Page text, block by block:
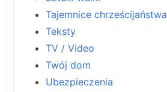
Tajemnice chrześcijaństwa
Teksty
TV / Video
Twój dom
Ubezpieczenia